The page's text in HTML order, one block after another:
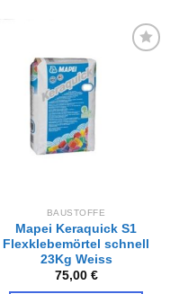
BAUSTOFFE
Mapei Keraquick S1
Flexklebemörtel schnell
23Kg Weiss
75,00 €